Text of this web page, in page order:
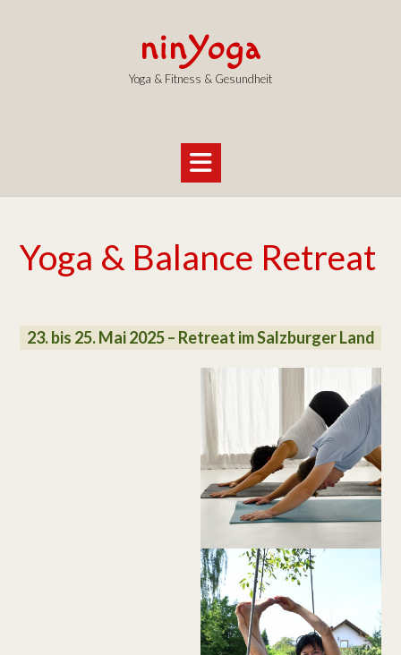
ninYoga
Yoga & Fitness & Gesundheit
Yoga & Balance Retreat
23. bis 25. Mai 2025 – Retreat im Salzburger Land